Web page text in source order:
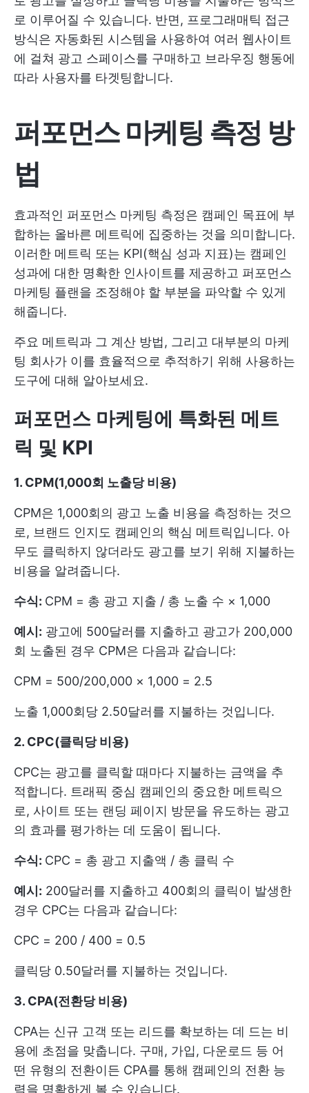
로 이루어질 수 있습니다. 반면, 프로그래매틱 접근
방식은 자동화된 시스템을 사용하여 여러 웹사이트
에 걸쳐 광고 스페이스를 구매하고 브라우징 행동에
따라 사용자를 타겟팅합니다.
퍼포먼스 마케팅 측정 방
법
효과적인 퍼포먼스 마케팅 측정은 캠페인 목표에 부
합하는 올바른 메트릭에 집중하는 것을 의미합니다.
이러한 메트릭 또는 KPI(핵심 성과 지표)는 캠페인
성과에 대한 명확한 인사이트를 제공하고 퍼포먼스
마케팅 플랜을 조정해야 할 부분을 파악할 수 있게
해줍니다.
주요 메트릭과 그 계산 방법, 그리고 대부분의 마케
팅 회사가 이를 효율적으로 추적하기 위해 사용하는
도구에 대해 알아보세요.
퍼포먼스 마케팅에 특화된 메트
릭 및 KPI
1. CPM(1,000회 노출당 비용)
CPM은 1,000회의 광고 노출 비용을 측정하는 것으
로, 브랜드 인지도 캠페인의 핵심 메트릭입니다. 아
무도 클릭하지 않더라도 광고를 보기 위해 지불하는
비용을 알려줍니다.
수식: CPM = 총 광고 지출 / 총 노출 수 × 1,000
예시: 광고에 500달러를 지출하고 광고가 200,000
회 노출된 경우 CPM은 다음과 같습니다:
CPM = 500/200,000 × 1,000 = 2.5
노출 1,000회당 2.50달러를 지불하는 것입니다.
2. CPC(클릭당 비용)
CPC는 광고를 클릭할 때마다 지불하는 금액을 추
적합니다. 트래픽 중심 캠페인의 중요한 메트릭으
로, 사이트 또는 랜딩 페이지 방문을 유도하는 광고
의 효과를 평가하는 데 도움이 됩니다.
수식: CPC = 총 광고 지출액 / 총 클릭 수
예시: 200달러를 지출하고 400회의 클릭이 발생한
경우 CPC는 다음과 같습니다:
CPC = 200 / 400 = 0.5
클릭당 0.50달러를 지불하는 것입니다.
3. CPA(전환당 비용)
CPA는 신규 고객 또는 리드를 확보하는 데 드는 비
용에 초점을 맞춥니다. 구매, 가입, 다운로드 등 어
떤 유형의 전환이든 CPA를 통해 캠페인의 전환 능
력을 명확하게 볼 수 있습니다.